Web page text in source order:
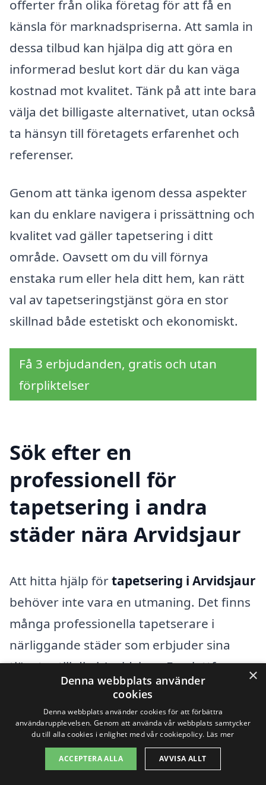
offerter från olika företag för att få en
känsla för marknadspriserna. Att samla in
dessa tilbud kan hjälpa dig att göra en
informerad beslut kort där du kan väga
kostnad mot kvalitet. Tänk på att inte bara
välja det billigaste alternativet, utan också
ta hänsyn till företagets erfarenhet och
referenser.
Genom att tänka igenom dessa aspekter
kan du enklare navigera i prissättning och
kvalitet vad gäller tapetsering i ditt
område. Oavsett om du vill förnya
enstaka rum eller hela ditt hem, kan rätt
val av tapetseringstjänst göra en stor
skillnad både estetiskt och ekonomiskt.
Få 3 erbjudanden, gratis och utan
förpliktelser
Sök efter en
professionell för
tapetsering i andra
städer nära Arvidsjaur
Att hitta hjälp förtapetsering i Arvidsjaur
behöver inte vara en utmaning. Det finns
många professionella tapetserare i
närliggande städer som erbjuder sina
tjänster till dig i Arvidsjaur. En plattform
som tapetsering-pris.se underlättar
processen genom att ge dig möjlighet att
jämföra erbjudanden från olika fackmän,
vilket sparar tid och ger dig fler alternativ
att välja mellan.
×
Denna webbplats använder
cookies
Denna webbplats använder cookies för att förbättra
användarupplevelsen. Genom att använda vår webbplats samtycker
du till alla cookies i enlighet med vår cookiepolicy. Läs mer
ACCEPTERA ALLA AVVISA ALLT